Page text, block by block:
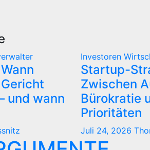
und wann
Investoren
Startup-
Zwischen
Bürokratie
Prioritäten
Juli 24, 2026